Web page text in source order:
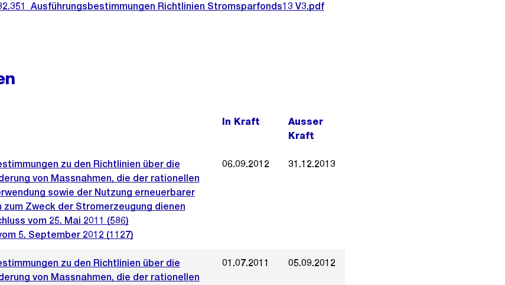
Richtlinien Stromsparfonds13 V3.pdf
In Kraft
Ausser
Kraft
zu den Richtlinien über die
von Massnahmen, die der rationellen
sowie der Nutzung erneuerbarer
zum Zweck der Stromerzeugung dienen
vom 25. Mai 2011 (586)
5. September 2012 (1127)
06.09.2012 31.12.2013
zu den Richtlinien über die
von Massnahmen, die der rationellen
01.07.2011 05.09.2012